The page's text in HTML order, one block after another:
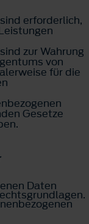
erforderlich,
zur Wahrung
von
für die
Gesetze
Daten